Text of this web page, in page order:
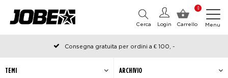
0
Carrello
Login
Cerca Menu
Consegna gratuita per ordini a € 100, -
Ordinato prima delle 12:00 nei giorni lavorativi, spedito lo stesso
giorno
TEMI ARCHIVIO